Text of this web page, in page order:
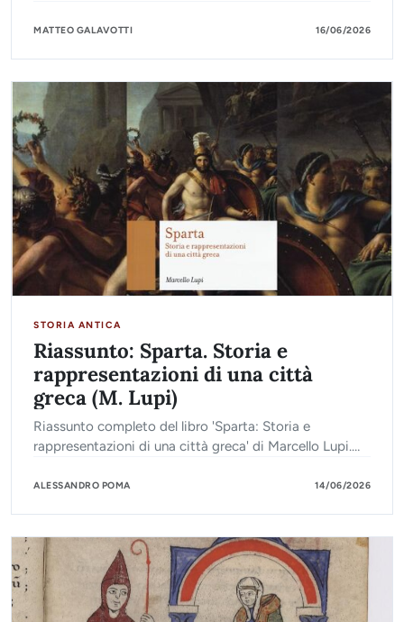
MATTEO GALAVOTTI 16/06/2026
STORIA ANTICA
Riassunto: Sparta. Storia e
rappresentazioni di una città
greca (M. Lupi)
Riassunto completo del libro 'Sparta: Storia e
rappresentazioni di una città greca' di Marcello Lupi.
Greca.
ALESSANDRO POMA 14/06/2026